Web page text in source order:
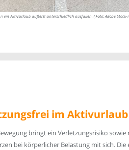
ein Aktivurlaub äußerst unterschiedlich ausfallen. ( Foto: Adobe Stock-
im
bringt ein Verletzungsrisiko sowie
bei körperlicher Belastung mit sich. Die